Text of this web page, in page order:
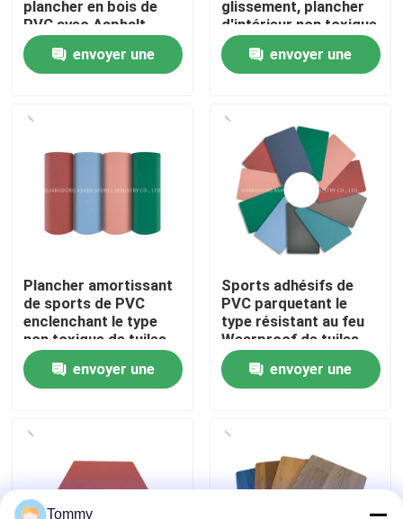
Produits
Contrôle de qualité
Nous contacter
Demander un devis
plancher en bois de
PVC avec Asphalt
Layer
envoyer une
glissement, plancher
d'intérieur non toxique
de PVC
envoyer une
Plancher amortissant
de sports de PVC
enclenchant le type
non toxique de tuiles
envoyer une
Sports adhésifs de
PVC parquetant le
type résistant au feu
Wearproof de tuiles
envoyer une
Tommy